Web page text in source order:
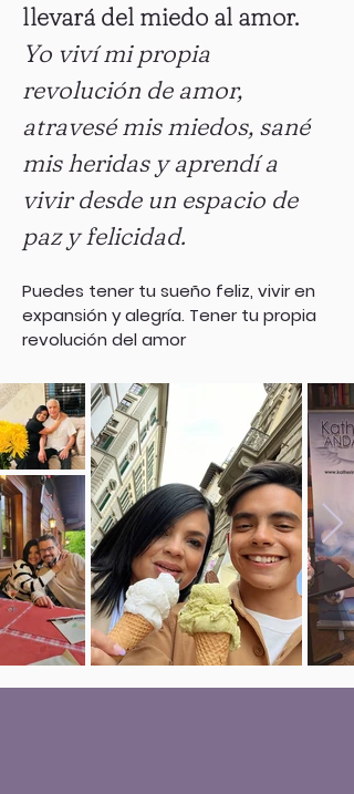
llevará del miedo al amor.
Yo viví mi propia
revolución de amor,
atravesé mis miedos, sané
mis heridas y aprendí a
vivir desde un espacio de
paz y felicidad.
Puedes tener tu sueño feliz, vivir en
expansión y alegría. Tener tu propia
revolución del amor